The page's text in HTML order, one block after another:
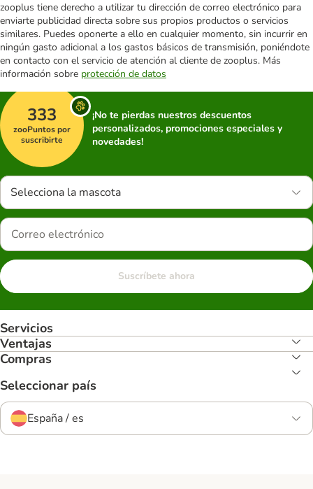
zooplus tiene derecho a utilizar tu dirección de correo electrónico para
enviarte publicidad directa sobre sus propios productos o servicios
similares. Puedes oponerte a ello en cualquier momento, sin incurrir en
ningún gasto adicional a los gastos básicos de transmisión, poniéndote
en contacto con el servicio de atención al cliente de zooplus. Más
información sobre protección de datos
333
zooPuntos por
suscribirte
¡No te pierdas nuestros descuentos
personalizados, promociones especiales y
novedades!
Selecciona la mascota
Suscríbete ahora
Servicios
Ventajas
Compras
Seleccionar país
España / es